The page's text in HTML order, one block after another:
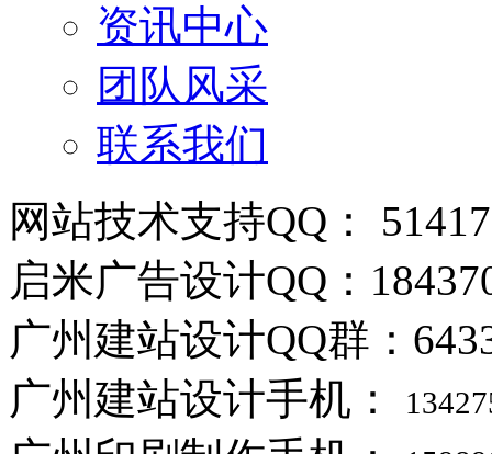
资讯中心
团队风采
联系我们
网站技术支持QQ：
启米广告设计QQ：
广州建站设计QQ群：
广州建站设计手机：